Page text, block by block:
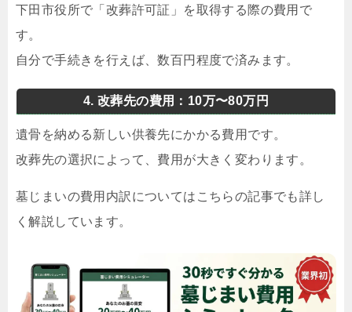
下田市役所で「改葬許可証」を取得する際の費用で
す。
自分で手続きを行えば、数百円程度で済みます。
4. 改葬先の費用：10万〜80万円
遺骨を納める新しい供養先にかかる費用です。
改葬先の選択によって、費用が大きく変わります。
墓じまいの費用内訳についてはこちらの記事でも詳し
く解説しています。